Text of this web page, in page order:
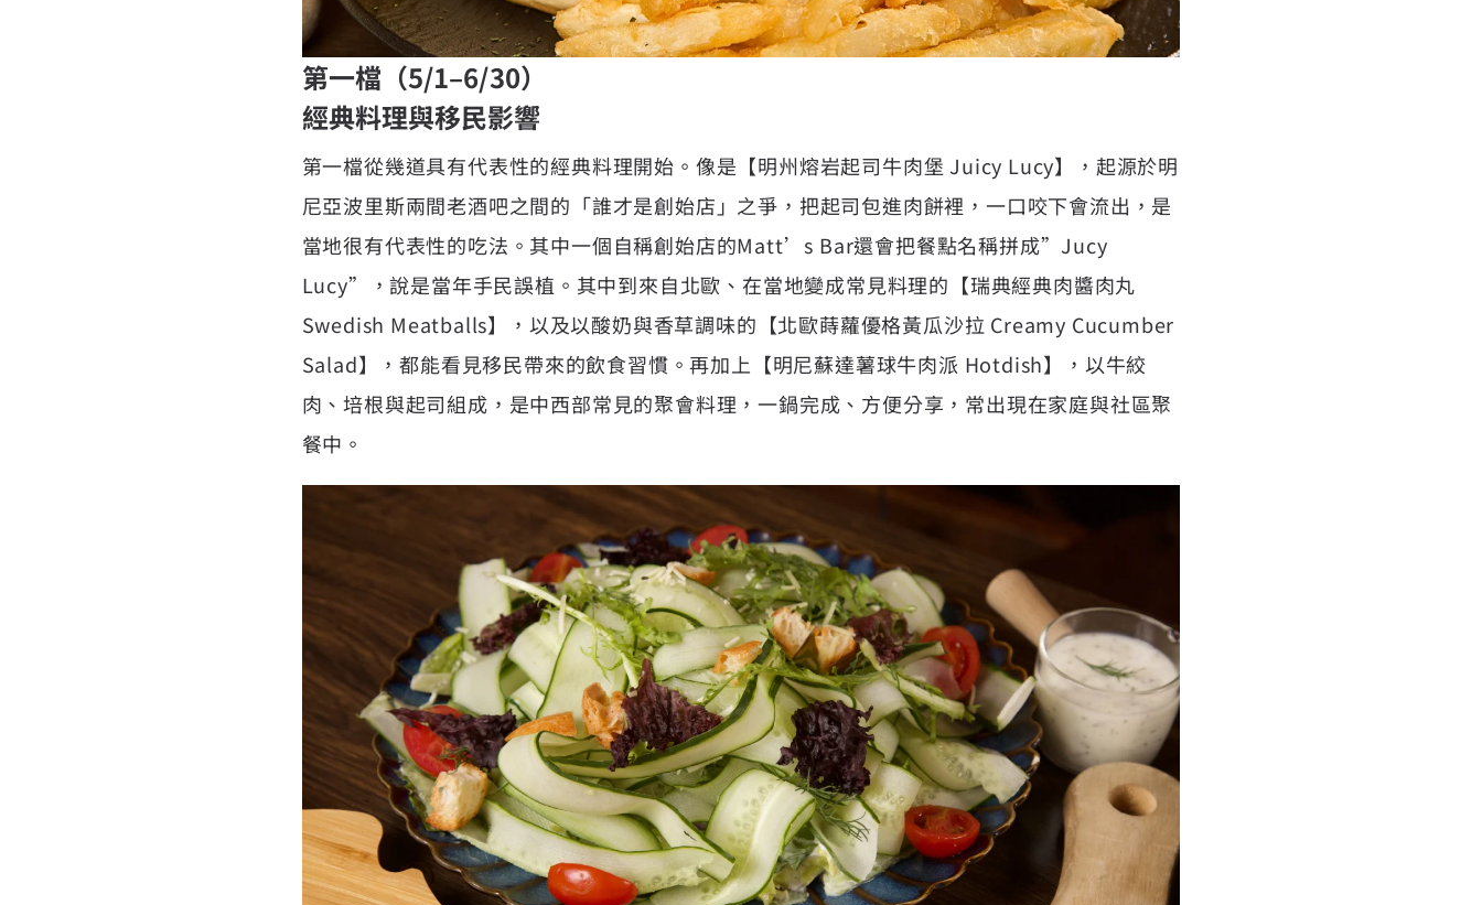
第一檔（5/1–6/30）
經典料理與移民影響
第一檔從幾道具有代表性的經典料理開始。像是【明州熔岩起司牛肉堡 Juicy Lucy】，起源於明
尼亞波里斯兩間老酒吧之間的「誰才是創始店」之爭，把起司包進肉餅裡，一口咬下會流出，是
當地很有代表性的吃法。其中一個自稱創始店的Matt’s Bar還會把餐點名稱拼成”Jucy
Lucy”，說是當年手民誤植。其中到來自北歐、在當地變成常見料理的【瑞典經典肉醬肉丸
Swedish Meatballs】，以及以酸奶與香草調味的【北歐蒔蘿優格黃瓜沙拉 Creamy Cucumber
Salad】，都能看見移民帶來的飲食習慣。再加上【明尼蘇達薯球牛肉派 Hotdish】，以牛絞
肉、培根與起司組成，是中西部常見的聚會料理，一鍋完成、方便分享，常出現在家庭與社區聚
餐中。